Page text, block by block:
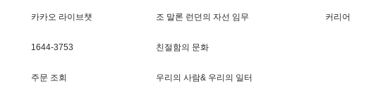
카카오 라이브챗
1644-3753
주문 조회
조 말론 런던의 자선 임무
친절함의 문화
우리의 사람& 우리의 일터
커리어